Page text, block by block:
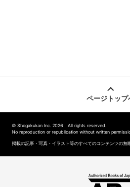
ページトップ
© Shogakukan Inc. 2026 All rights reserved.
No reproduction or republication without written
掲載の記事・写真・イラスト等のすべてのコンテンツの無